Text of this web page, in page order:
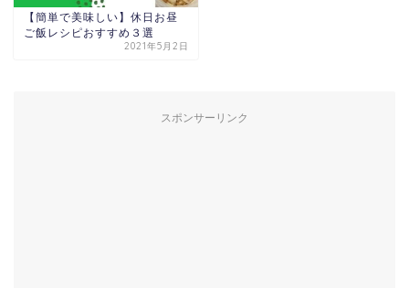
【簡単で美味しい】休日お昼
ご飯レシピおすすめ３選
2021年5月2日
スポンサーリンク